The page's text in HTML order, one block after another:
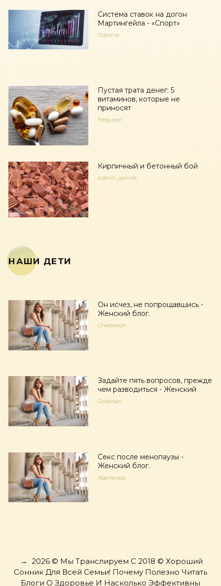
Система ставок на догон
Мартингейла - «Спорт»
Osborne
Пустая трата денег: 5
витаминов, которые не
приносят
Ferguson
Кирпичный и бетонный бой
Admin_sonnik
НАШИ ДЕТИ
Он исчез, не попрощавшись -
Женский блог.
Chesterton
Задайте пять вопросов, прежде
чем разводиться - Женский
Goldman
Секс после менопаузы -
Женский блог.
Аделаида
→ 2026© Мы Транслируем С 2018 © Хороший
Сонник Для Всей Семьи! Почему Полезно Читать
Блоги О Здоровье И Насколько Эффективны